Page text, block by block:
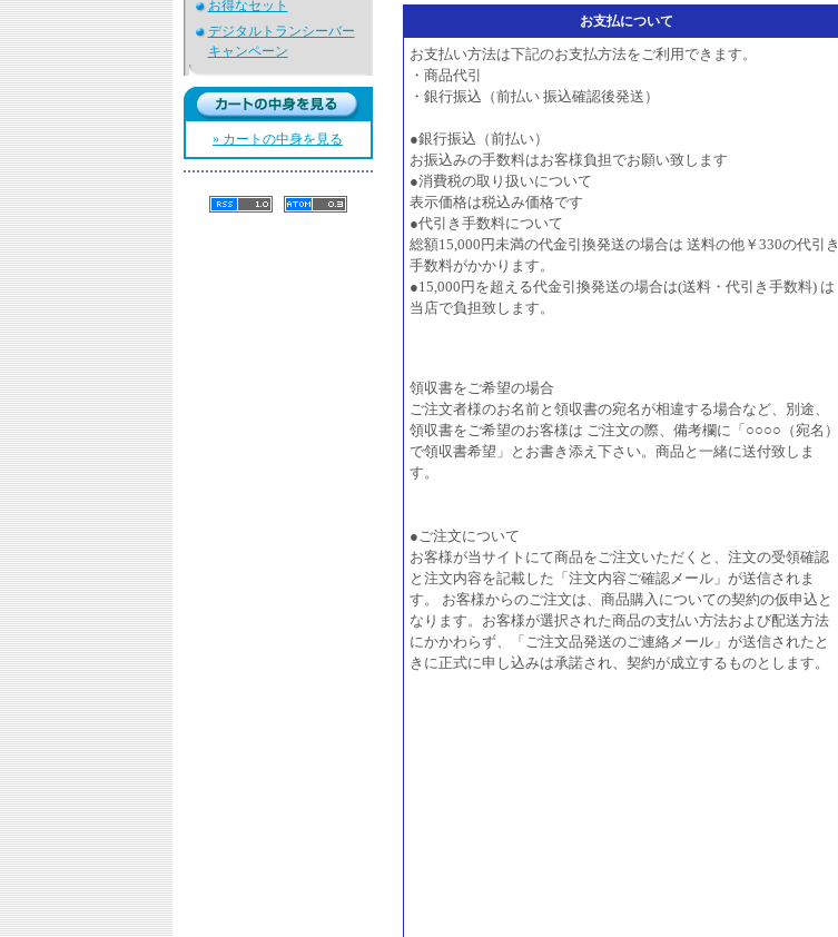
お得なセット
デジタルトランシーバー
キャンペーン
» カートの中身を見る
お支払について
お支払い方法は下記のお支払方法をご利用できます。
・商品代引
・銀行振込（前払い 振込確認後発送）
●銀行振込（前払い）
お振込みの手数料はお客様負担でお願い致します
●消費税の取り扱いについて
表示価格は税込み価格です
●代引き手数料について
総額15,000円未満の代金引換発送の場合は 送料の他￥330の代引き
手数料がかかります。
●15,000円を超える代金引換発送の場合は(送料・代引き手数料) は
当店で負担致します。
領収書をご希望の場合
ご注文者様のお名前と領収書の宛名が相違する場合など、別途、
領収書をご希望のお客様は ご注文の際、備考欄に「○○○○（宛名）
で領収書希望」とお書き添え下さい。商品と一緒に送付致しま
す。
●ご注文について
お客様が当サイトにて商品をご注文いただくと、注文の受領確認
と注文内容を記載した「注文内容ご確認メール」が送信されま
す。 お客様からのご注文は、商品購入についての契約の仮申込と
なります。お客様が選択された商品の支払い方法および配送方法
にかかわらず、「ご注文品発送のご連絡メール」が送信されたと
きに正式に申し込みは承諾され、契約が成立するものとします。